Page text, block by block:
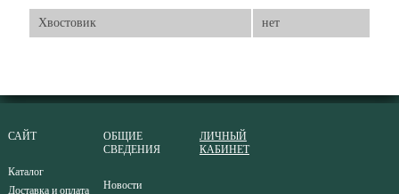
Хвостовик нет
САЙТ
Каталог
Доставка и оплата
ОБЩИЕ
СВЕДЕНИЯ
Новости
ЛИЧНЫЙ
КАБИНЕТ